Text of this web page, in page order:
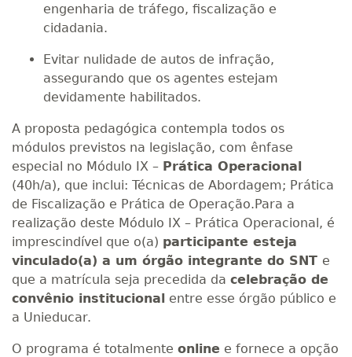
engenharia de tráfego, fiscalização e
cidadania.
Evitar nulidade de autos de infração,
assegurando que os agentes estejam
devidamente habilitados.
A proposta pedagógica contempla todos os
módulos previstos na legislação, com ênfase
especial no Módulo IX – Prática Operacional
(40h/a), que inclui: Técnicas de Abordagem; Prática
de Fiscalização e Prática de Operação.Para a
realização deste Módulo IX – Prática Operacional, é
imprescindível que o(a) participante esteja
vinculado(a) a um órgão integrante do SNT e
que a matrícula seja precedida da celebração de
convênio institucional entre esse órgão público e
a Unieducar.
O programa é totalmente online e fornece a opção